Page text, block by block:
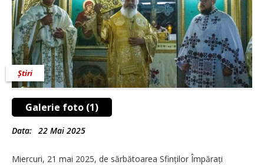
Galerie foto (1)
Știri
Data: 22 Mai 2025
Miercuri, 21 mai 2025, de sărbătoarea Sfinților Împărați